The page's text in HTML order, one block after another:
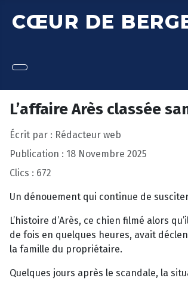
CŒUR DE
L’affaire Arès classée
Écrit par : Rédacteur web
Publication : 18 Novembre 2025
Clics : 672
Un dénouement qui continue de
L’histoire d’Arès, ce chien filmé alors
de fois en quelques heures, avait
la famille du propriétaire.
Quelques jours après le scandale, la